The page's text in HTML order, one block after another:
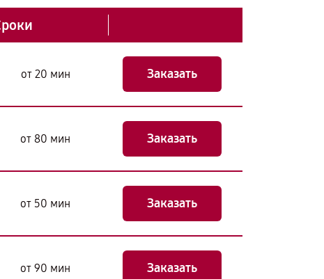
от 20 мин Заказать
от 80 мин Заказать
от 50 мин Заказать
от 90 мин Заказать